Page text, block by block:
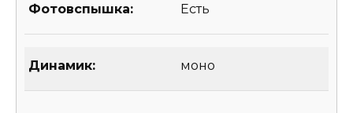
Фотовспышка: Есть
Динамик: моно